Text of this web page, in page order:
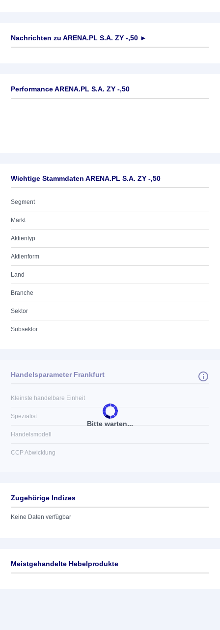
Nachrichten zu ARENA.PL S.A. ZY -,50 ►
Performance ARENA.PL S.A. ZY -,50
Wichtige Stammdaten ARENA.PL S.A. ZY -,50
Segment
Markt
Aktientyp
Aktienform
Land
Branche
Sektor
Subsektor
Bitte warten...
Handelsparameter Frankfurt
Kleinste handelbare Einheit
Spezialist
Handelsmodell
CCP Abwicklung
Zugehörige Indizes
Keine Daten verfügbar
Meistgehandelte Hebelprodukte